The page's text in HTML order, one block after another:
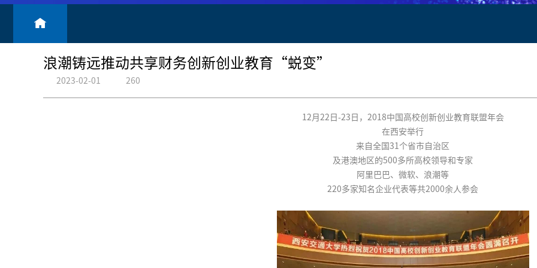
浪潮铸远推动共享财务创新创业教育“蜕变”
2023-02-01 260
12月22日-23日，2018中国高校创新创业教育联盟年会
在西安举行
来自全国31个省市自治区
及港澳地区的500多所高校领导和专家
阿里巴巴、微软、浪潮等
220多家知名企业代表等共2000余人参会